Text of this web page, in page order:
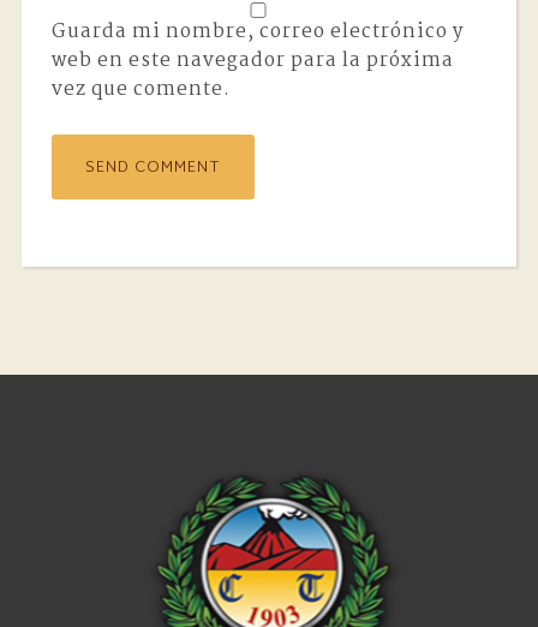
Guarda mi nombre, correo electrónico y
web en este navegador para la próxima
vez que comente.